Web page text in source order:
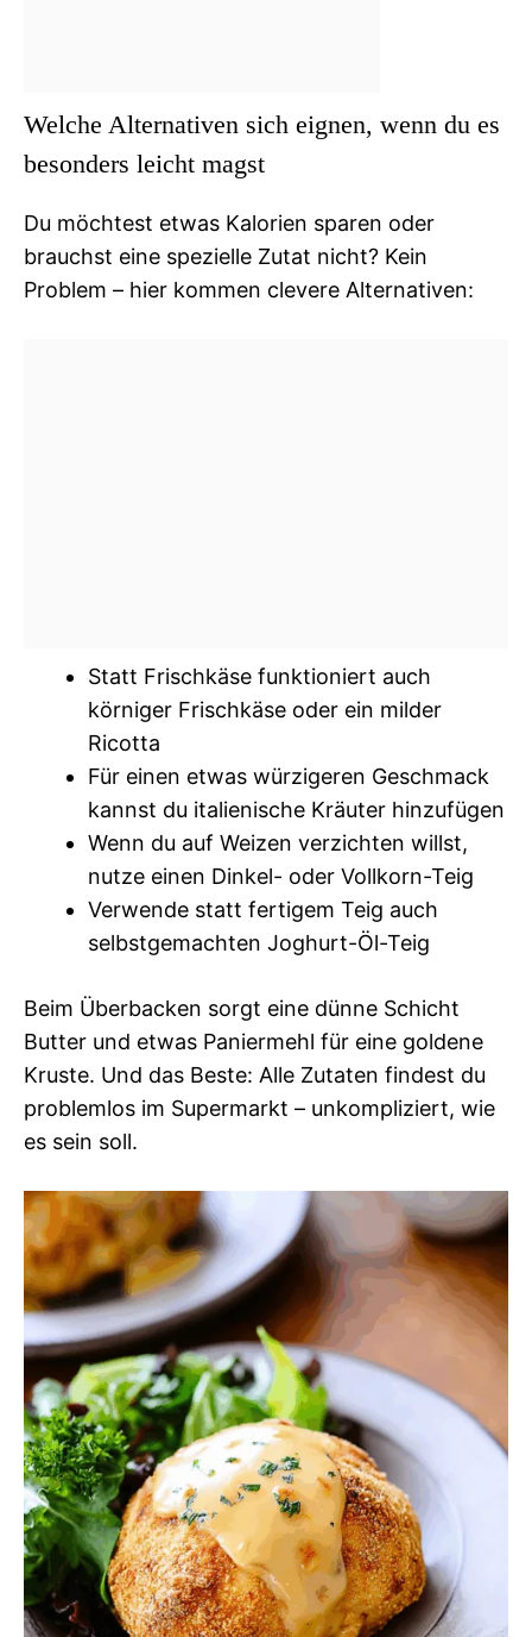
Welche Alternativen sich eignen, wenn du es
besonders leicht magst
Du möchtest etwas Kalorien sparen oder
brauchst eine spezielle Zutat nicht? Kein
Problem – hier kommen clevere Alternativen:
Statt Frischkäse funktioniert auch
körniger Frischkäse oder ein milder
Ricotta
Für einen etwas würzigeren Geschmack
kannst du italienische Kräuter hinzufügen
Wenn du auf Weizen verzichten willst,
nutze einen Dinkel- oder Vollkorn-Teig
Verwende statt fertigem Teig auch
selbstgemachten Joghurt-Öl-Teig
Beim Überbacken sorgt eine dünne Schicht
Butter und etwas Paniermehl für eine goldene
Kruste. Und das Beste: Alle Zutaten findest du
problemlos im Supermarkt – unkompliziert, wie
es sein soll.